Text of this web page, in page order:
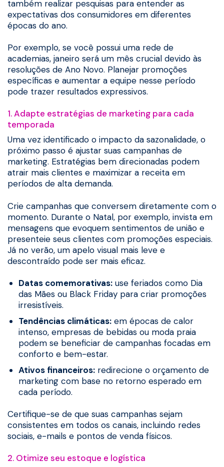
também realizar pesquisas para entender as
expectativas dos consumidores em diferentes
épocas do ano.
Por exemplo, se você possui uma rede de
academias, janeiro será um mês crucial devido às
resoluções de Ano Novo. Planejar promoções
específicas e aumentar a equipe nesse período
pode trazer resultados expressivos.
1. Adapte estratégias de marketing para cada
temporada
Uma vez identificado o impacto da sazonalidade, o
próximo passo é ajustar suas campanhas de
marketing. Estratégias bem direcionadas podem
atrair mais clientes e maximizar a receita em
períodos de alta demanda.
Crie campanhas que conversem diretamente com o
momento. Durante o Natal, por exemplo, invista em
mensagens que evoquem sentimentos de união e
presenteie seus clientes com promoções especiais.
Já no verão, um apelo visual mais leve e
descontraído pode ser mais eficaz.
Datas comemorativas: use feriados como Dia
das Mães ou Black Friday para criar promoções
irresistíveis.
Tendências climáticas: em épocas de calor
intenso, empresas de bebidas ou moda praia
podem se beneficiar de campanhas focadas em
conforto e bem-estar.
Ativos financeiros: redirecione o orçamento de
marketing com base no retorno esperado em
cada período.
Certifique-se de que suas campanhas sejam
consistentes em todos os canais, incluindo redes
sociais, e-mails e pontos de venda físicos.
2. Otimize seu estoque e logística